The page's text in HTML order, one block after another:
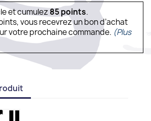
et cumulez 85points.
vous recevrez un bon d’achat
votre prochaine commande. (Plus